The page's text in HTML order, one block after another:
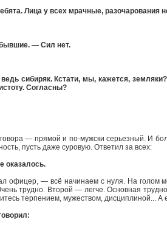
Лица у всех мрачные, разочарования
— Сил нет.
сибиряк. Кстати, мы, кажется,
Согласны?
— прямой и по-мужски серьезный. И
пусть даже суровую. Ответил за всех:
оказалось.
офицер, — всё начинаем с нуля. На голом
трудно. Второй — легче. Основная
терпением, мужеством, дисциплиной... А